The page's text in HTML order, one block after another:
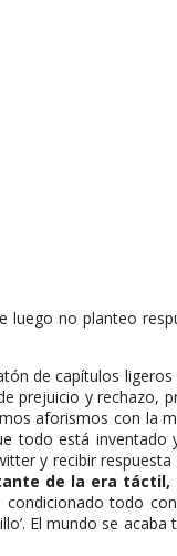
no planteo
de capítulos ligeros
prejuicio y rechazo,
aforismos con la
todo está inventado
y recibir
de la era táctil,
todo
El mundo se